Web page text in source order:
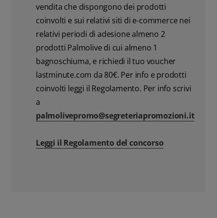
vendita che dispongono dei prodotti
coinvolti e sui relativi siti di e-commerce nei
relativi periodi di adesione almeno 2
prodotti Palmolive di cui almeno 1
bagnoschiuma, e richiedi il tuo voucher
lastminute.com da 80€. Per info e prodotti
coinvolti leggi il Regolamento. Per info scrivi
a
palmolivepromo@segreteriapromozioni.it
Leggi il Regolamento del concorso